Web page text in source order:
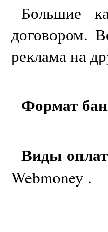
Большие
договором.
реклама на
Формат
Виды
Webmoney .